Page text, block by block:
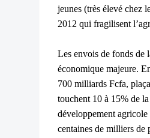
jeunes (très élevé chez
2012 qui fragilisent
Les envois de fonds de
économique majeure.
700 milliards Fcfa,
touchent 10 à 15% de
développement
centaines de milliers de